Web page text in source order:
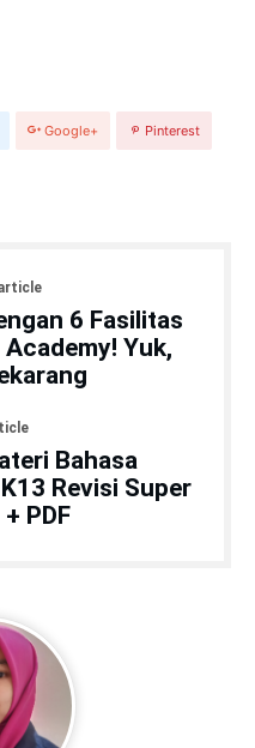
Google+ Pinterest
6 Fasilitas
Yuk,
Bahasa
Revisi Super
PDF